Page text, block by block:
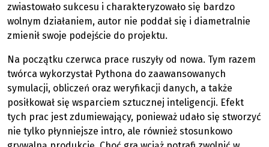
zwiastowało sukcesu i charakteryzowało się bardzo
wolnym działaniem, autor nie poddał się i diametralnie
zmienił swoje podejście do projektu.
Na początku czerwca prace ruszyły od nowa. Tym razem
twórca wykorzystał Pythona do zaawansowanych
symulacji, obliczeń oraz weryfikacji danych, a także
posiłkował się wsparciem sztucznej inteligencji. Efekt
tych prac jest zdumiewający, ponieważ udało się stworzyć
nie tylko płynniejsze intro, ale również stosunkowo